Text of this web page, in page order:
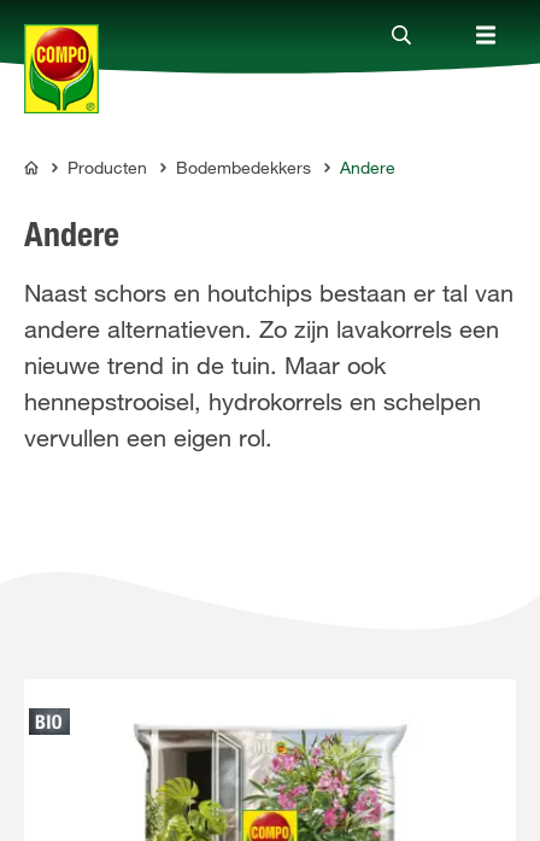
Producten
Advies
Thema's
Tot je dienst
COMPO
Producten Bodembedekkers Andere
Andere
Naast schors en houtchips bestaan er tal van
andere alternatieven. Zo zijn lavakorrels een
nieuwe trend in de tuin. Maar ook
hennepstrooisel, hydrokorrels en schelpen
vervullen een eigen rol.